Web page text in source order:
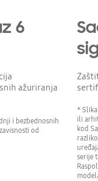
6
ažuriranja
i bezbednosnih
od
*
ili
kod
serije